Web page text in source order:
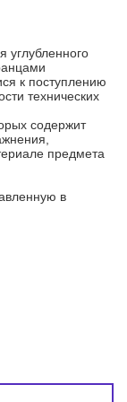
углубленного
к поступлению
технических
содержит
предмета
в